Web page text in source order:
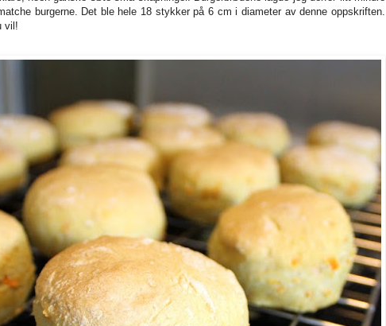
burgerne. Det ble hele 18 stykker på 6 cm i diameter av denne oppskriften.
vil!